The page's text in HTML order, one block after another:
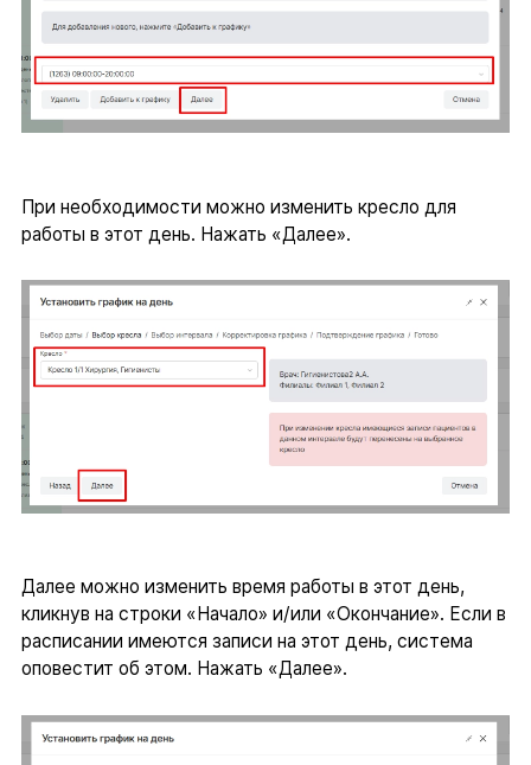
При необходимости можно изменить кресло для
работы в этот день. Нажать «Далее».
Далее можно изменить время работы в этот день,
кликнув на строки «Начало» и/или «Окончание». Если в
расписании имеются записи на этот день, система
оповестит об этом. Нажать «Далее».